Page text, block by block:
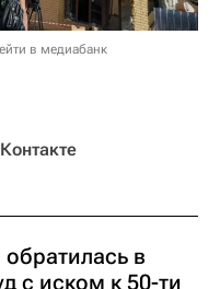
в медиабанк
в
с иском к 50-ти